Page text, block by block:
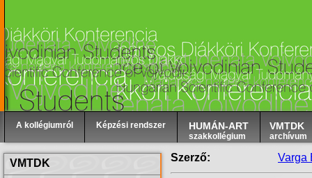
A kollégiumról Képzési rendszer HUMÁN-ART
szakkollégium
VMTDK
archívum
VMTDK Szerző: Varga